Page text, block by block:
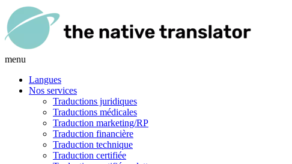
menu
Langues
Nos services
Traductions juridiques
Traductions médicales
Traduction marketing/RP
Traduction financière
Traduction technique
Traduction certifiée